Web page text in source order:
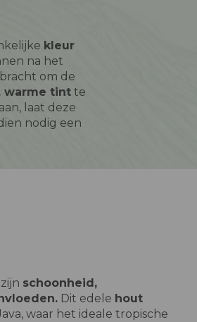
kleur
na het
om de
warme tintte
laat deze
nodig een
schoonheid,
Dit edele hout
waar het ideale tropische